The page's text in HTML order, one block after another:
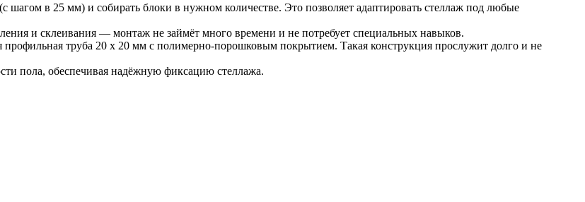
шагом в 25 мм) и собирать блоки в нужном количестве. Это позволяет адаптировать стеллаж под любые
и склеивания — монтаж не займёт много времени и не потребует специальных навыков.
профильная труба 20 х 20 мм с полимерно-порошковым покрытием. Такая конструкция прослужит долго и не
пола, обеспечивая надёжную фиксацию стеллажа.